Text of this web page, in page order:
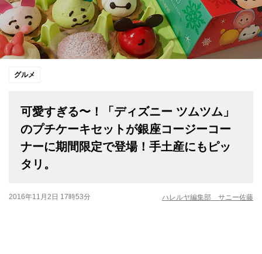
グルメ
可愛すぎる〜！「ディズニー ツムツム」
のプチケーキセットが銀座コージーコー
ナーに期間限定で登場！手土産にもピッ
タリ。
2016年11月2日 17時53分 ハレルヤ編集部 サニー佐藤